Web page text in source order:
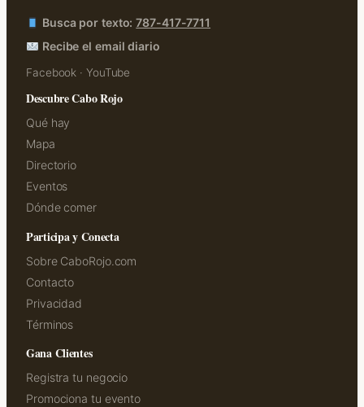
Busca por texto:787-417-7711
Recibe el email diario
Facebook · YouTube
Descubre Cabo Rojo
Qué hay
Mapa
Directorio
Eventos
Dónde comer
Participa y Conecta
Sobre CaboRojo.com
Contacto
Privacidad
Términos
Gana Clientes
Registra tu negocio
Promociona tu evento